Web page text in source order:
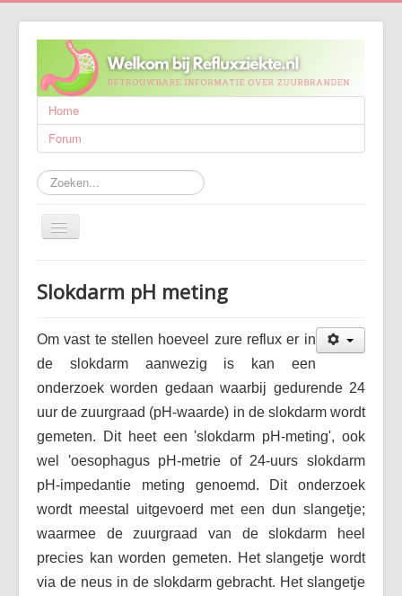
Home
Forum
Zoeken...
Schakelen
navigatie
Behandeling
Wetenschappelijk onderzoek
Wie zijn wij?
Publicaties
Vaak gestelde vragen (FAQ)
Forum
Maak een afspraak
Slokdarm pH meting
Om vast te stellen hoeveel zure reflux er in
de slokdarm aanwezig is kan een
onderzoek worden gedaan waarbij gedurende 24
uur de zuurgraad (pH-waarde) in de slokdarm wordt
gemeten. Dit heet een 'slokdarm pH-meting', ook
wel 'oesophagus pH-metrie of 24-uurs slokdarm
pH-impedantie meting genoemd. Dit onderzoek
wordt meestal uitgevoerd met een dun slangetje;
waarmee de zuurgraad van de slokdarm heel
precies kan worden gemeten. Het slangetje wordt
via de neus in de slokdarm gebracht. Het slangetje